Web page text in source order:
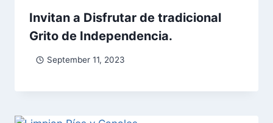
Invitan a Disfrutar de tradicional
Grito de Independencia.
September 11, 2023